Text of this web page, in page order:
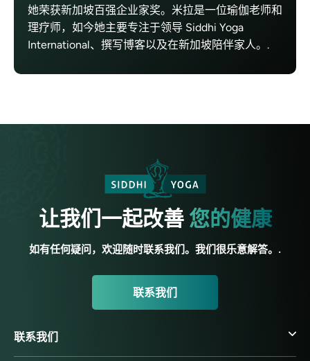
她荣获新加坡百强企业家奖。米拉是一位瑜伽老师和
理疗师，如今她主要专注于领导 Siddhi Yoga
International、撰写博客以及在新加坡陪伴家人。.
让我们一起改善 您的健康
如有任何疑问，欢迎随时联系我们。我们很乐意解答。.
联系我们
联系我们